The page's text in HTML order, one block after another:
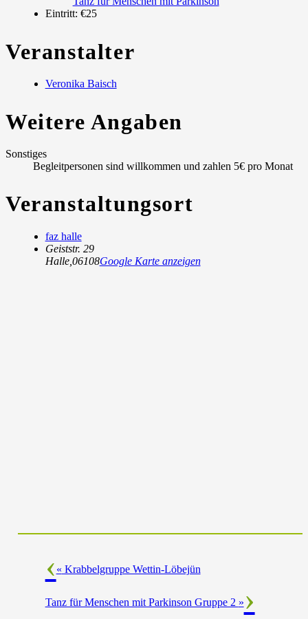
Eintritt: €25
Veranstalter
Veronika Baisch
Weitere Angaben
Sonstiges
Begleitpersonen sind willkommen und zahlen 5€ pro Monat
Veranstaltungsort
faz halle
Geiststr. 29
Halle, 06108Google Karte anzeigen
« Krabbelgruppe Wettin-Löbejün
Tanz für Menschen mit Parkinson Gruppe 2 »